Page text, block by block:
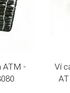
ATM -
Ví